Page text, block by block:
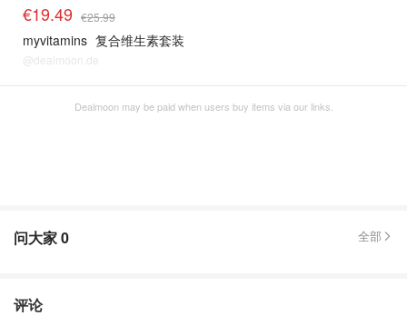
€19.49 €25.99
myvitamins 复合维生素套装
@dealmoon.de
Dealmoon may be paid when users buy items via our links.
问大家0 全部
评论